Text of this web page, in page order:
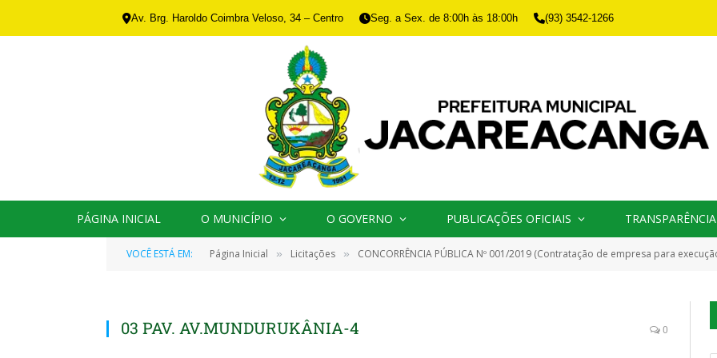
Av. Brg. Haroldo Coimbra Veloso, 34 – Centro Seg. a Sex. de 8:00h às 18:00h (93) 3542-1266
PÁGINA INICIAL O MUNICÍPIO O GOVERNO PUBLICAÇÕES OFICIAIS TRANSPARÊNCIA
VOCÊ ESTÁ EM: Página Inicial » Licitações » CONCORRÊNCIA PÚBLICA Nº 001/2019 (Contratação de empresa para execução
03 PAV. AV.MUNDURUKÂNIA-4 0